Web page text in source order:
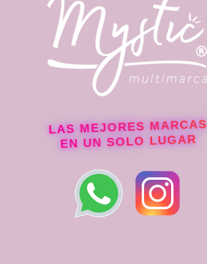
LAS MEJORES MARCAS
EN UN SOLO LUGAR